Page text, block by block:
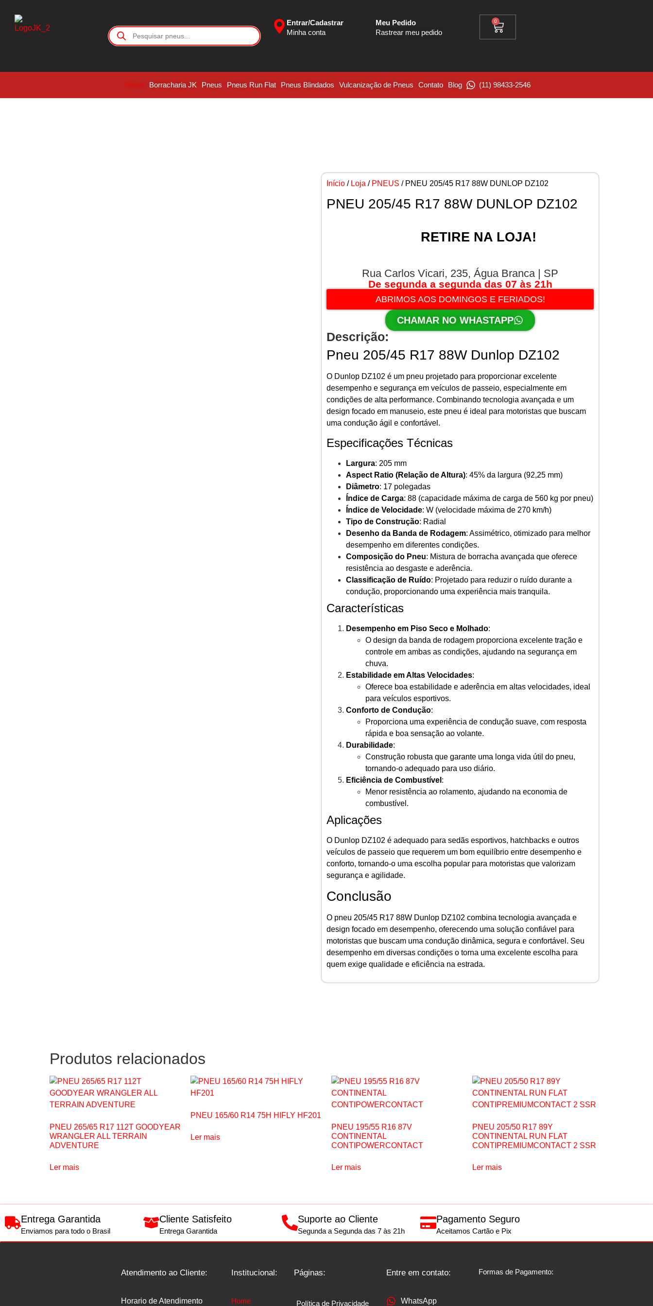
Entrar/Cadastrar
Minha conta
Meu Pedido
Rastrear meu pedido
0
Home Borracharia JK Pneus Pneus Run Flat Pneus Blindados Vulcanização de Pneus Contato Blog (11) 98433-2546
Início / Loja / PNEUS / PNEU 205/45 R17 88W DUNLOP DZ102
PNEU 205/45 R17 88W DUNLOP DZ102
RETIRE NA LOJA!
Rua Carlos Vicari, 235, Água Branca | SP
De segunda a segunda das 07 às 21h
ABRIMOS AOS DOMINGOS E FERIADOS!
CHAMAR NO WHASTAPP
Descrição:
Pneu 205/45 R17 88W Dunlop DZ102
O Dunlop DZ102 é um pneu projetado para proporcionar excelente
desempenho e segurança em veículos de passeio, especialmente em
condições de alta performance. Combinando tecnologia avançada e um
design focado em manuseio, este pneu é ideal para motoristas que buscam
uma condução ágil e confortável.
Especificações Técnicas
Largura: 205 mm
Aspect Ratio (Relação de Altura): 45% da largura (92,25 mm)
Diâmetro: 17 polegadas
Índice de Carga: 88 (capacidade máxima de carga de 560 kg por pneu)
Índice de Velocidade: W (velocidade máxima de 270 km/h)
Tipo de Construção: Radial
Desenho da Banda de Rodagem: Assimétrico, otimizado para melhor
desempenho em diferentes condições.
Composição do Pneu: Mistura de borracha avançada que oferece
resistência ao desgaste e aderência.
Classificação de Ruído: Projetado para reduzir o ruído durante a
condução, proporcionando uma experiência mais tranquila.
Características
Desempenho em Piso Seco e Molhado:
O design da banda de rodagem proporciona excelente tração e
controle em ambas as condições, ajudando na segurança em
chuva.
Estabilidade em Altas Velocidades:
Oferece boa estabilidade e aderência em altas velocidades, ideal
para veículos esportivos.
Conforto de Condução:
Proporciona uma experiência de condução suave, com resposta
rápida e boa sensação ao volante.
Durabilidade:
Construção robusta que garante uma longa vida útil do pneu,
tornando-o adequado para uso diário.
Eficiência de Combustível :
Menor resistência ao rolamento, ajudando na economia de
combustível.
Aplicações
O Dunlop DZ102 é adequado para sedãs esportivos, hatchbacks e outros
veículos de passeio que requerem um bom equilíbrio entre desempenho e
conforto, tornando-o uma escolha popular para motoristas que valorizam
segurança e agilidade.
Conclusão
O pneu 205/45 R17 88W Dunlop DZ102 combina tecnologia avançada e
design focado em desempenho, oferecendo uma solução confiável para
motoristas que buscam uma condução dinâmica, segura e confortável. Seu
desempenho em diversas condições o torna uma excelente escolha para
quem exige qualidade e eficiência na estrada.
Produtos relacionados
PNEU 265/65 R17 112T GOODYEAR
WRANGLER ALL TERRAIN
ADVENTURE
Ler mais
PNEU 165/60 R14 75H HIFLY HF201
Ler mais
PNEU 195/55 R16 87V
CONTINENTAL
CONTIPOWERCONTACT
Ler mais
PNEU 205/50 R17 89Y
CONTINENTAL RUN FLAT
CONTIPREMIUMCONTACT 2 SSR
Ler mais
Entrega Garantida
Enviamos para todo o Brasil
Cliente Satisfeito
Entrega Garantida
Suporte ao Cliente
Segunda a Segunda das 7 às 21h
Pagamento Seguro
Aceitamos Cartão e Pix
Atendimento ao Cliente:
Horario de Atendimento
Institucional:
Home
Páginas:
Política de Privacidade
Entre em contato:
WhatsApp
Formas de Pagamento: